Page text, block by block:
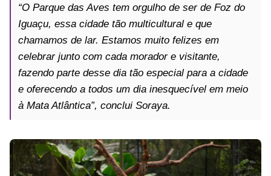
“O Parque das Aves tem orgulho de ser de Foz do
Iguaçu, essa cidade tão multicultural e que
chamamos de lar. Estamos muito felizes em
celebrar junto com cada morador e visitante,
fazendo parte desse dia tão especial para a cidade
e oferecendo a todos um dia inesquecível em meio
à Mata Atlântica”, conclui Soraya.